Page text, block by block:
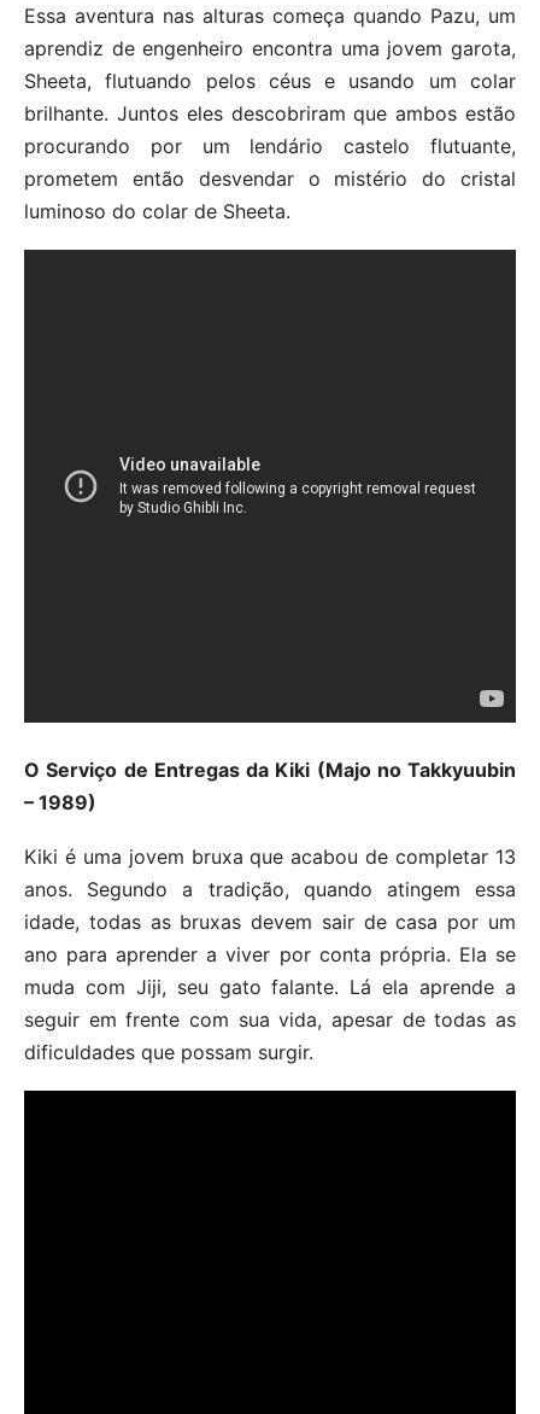
Essa aventura nas alturas começa quando Pazu, um
aprendiz de engenheiro encontra uma jovem garota,
Sheeta, flutuando pelos céus e usando um colar
brilhante. Juntos eles descobriram que ambos estão
procurando por um lendário castelo flutuante,
prometem então desvendar o mistério do cristal
luminoso do colar de Sheeta.
O Serviço de Entregas da Kiki (Majo no Takkyuubin
– 1989)
Kiki é uma jovem bruxa que acabou de completar 13
anos. Segundo a tradição, quando atingem essa
idade, todas as bruxas devem sair de casa por um
ano para aprender a viver por conta própria. Ela se
muda com Jiji, seu gato falante. Lá ela aprende a
seguir em frente com sua vida, apesar de todas as
dificuldades que possam surgir.